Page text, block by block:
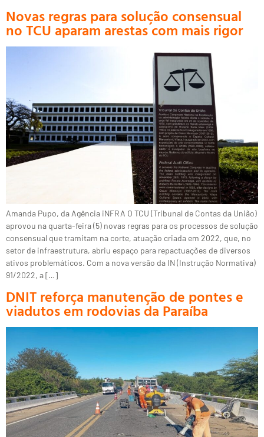
Novas regras para solução consensual
no TCU aparam arestas com mais rigor
Amanda Pupo, da Agência iNFRA O TCU (Tribunal de Contas da União)
aprovou na quarta-feira (5) novas regras para os processos de solução
consensual que tramitam na corte, atuação criada em 2022, que, no
setor de infraestrutura, abriu espaço para repactuações de diversos
ativos problemáticos. Com a nova versão da IN (Instrução Normativa)
91/2022, a […]
DNIT reforça manutenção de pontes e
viadutos em rodovias da Paraíba